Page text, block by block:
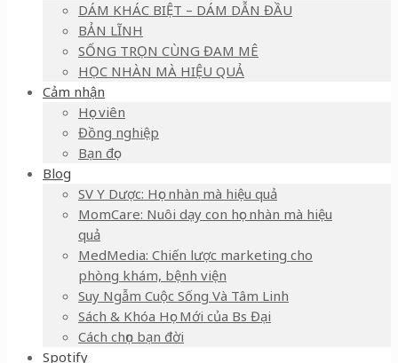
DÁM KHÁC BIỆT – DÁM DẪN ĐẦU
BẢN LĨNH
SỐNG TRỌN CÙNG ĐAM MÊ
HỌC NHÀN MÀ HIỆU QUẢ
Cảm nhận
Học viên
Đồng nghiệp
Bạn đọc
Blog
SV Y Dược: Học nhàn mà hiệu quả
MomCare: Nuôi dạy con học nhàn mà hiệu
quả
MedMedia: Chiến lược marketing cho
phòng khám, bệnh viện
Suy Ngẫm Cuộc Sống Và Tâm Linh
Sách & Khóa Học Mới của Bs Đại
Cách chọn bạn đời
Spotify